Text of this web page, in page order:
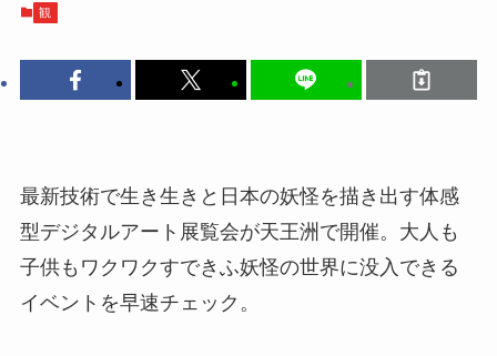
観
最新技術で生き生きと日本の妖怪を描き出す体感
型デジタルアート展覧会が天王洲で開催。大人も
子供もワクワクすできふ妖怪の世界に没入できる
イベントを早速チェック。